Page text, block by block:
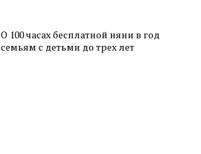
О 100 часах бесплатной няни в год
семьям с детьми до трех лет